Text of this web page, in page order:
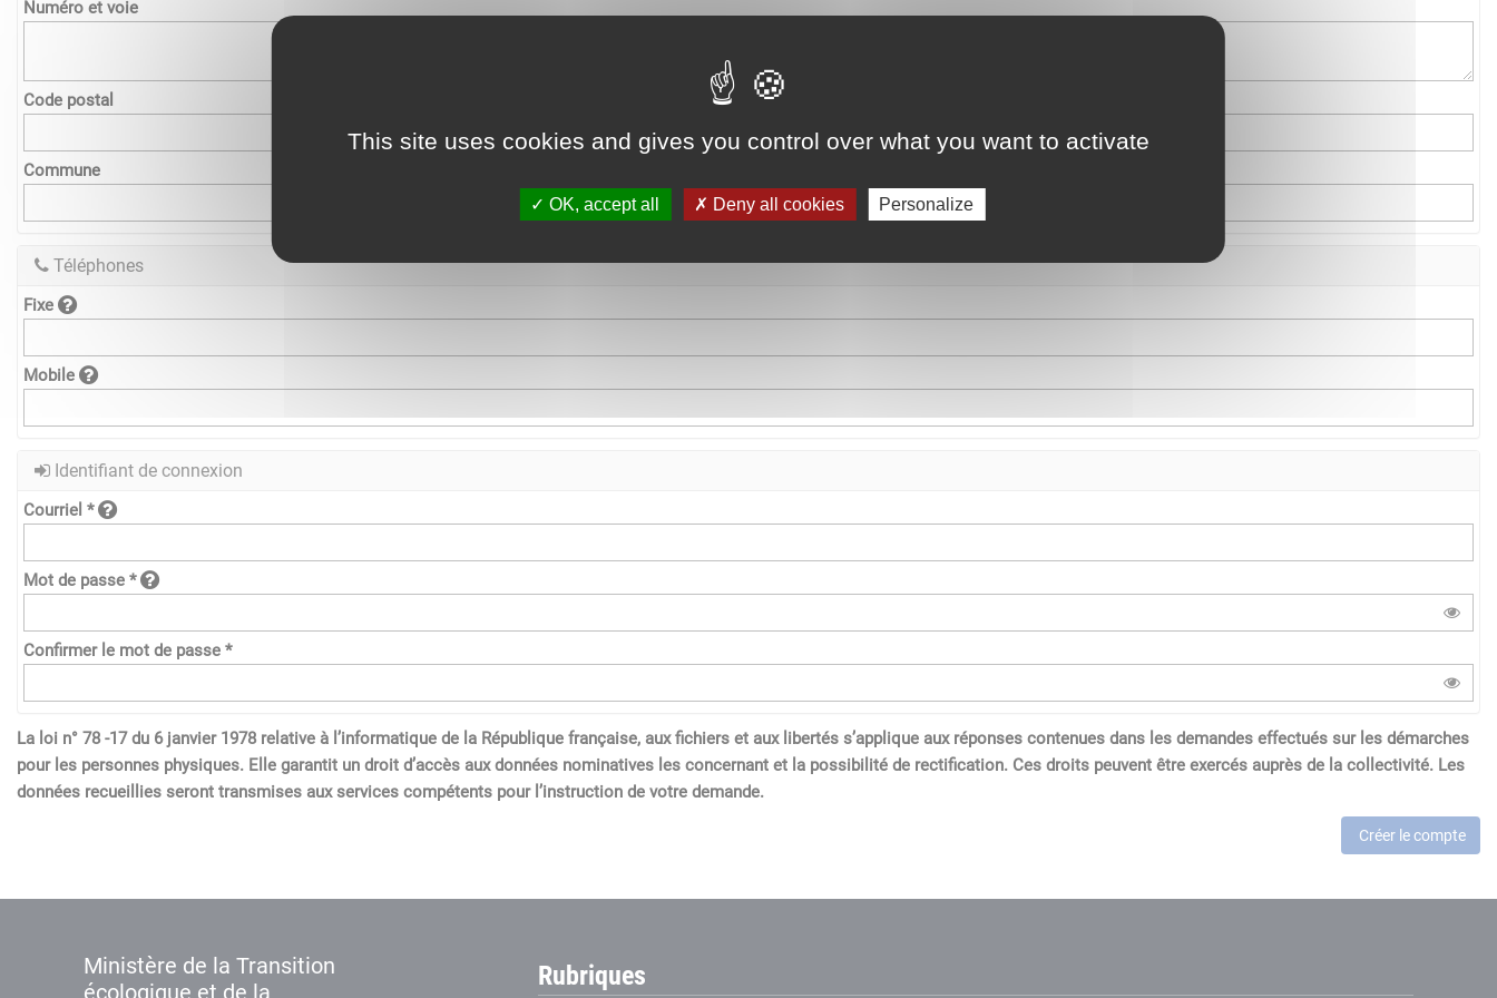
This site uses cookies and gives you control over what you want to activate
OK, accept all Deny all cookies Personalize
Numéro et voie
Code postal
Commune
Téléphones
Fixe
Mobile
Identifiant de connexion
Courriel *
Mot de passe *
Confirmer le mot de passe *
La loi n° 78 -17 du 6 janvier 1978 relative à l’informatique de la République française, aux fichiers et aux libertés s’applique aux réponses contenues dans les demandes effectués sur les démarches
pour les personnes physiques. Elle garantit un droit d’accès aux données nominatives les concernant et la possibilité de rectification. Ces droits peuvent être exercés auprès de la collectivité. Les
données recueillies seront transmises aux services compétents pour l’instruction de votre demande.
Créer le compte
Ministère de la Transition
écologique et de la
Rubriques